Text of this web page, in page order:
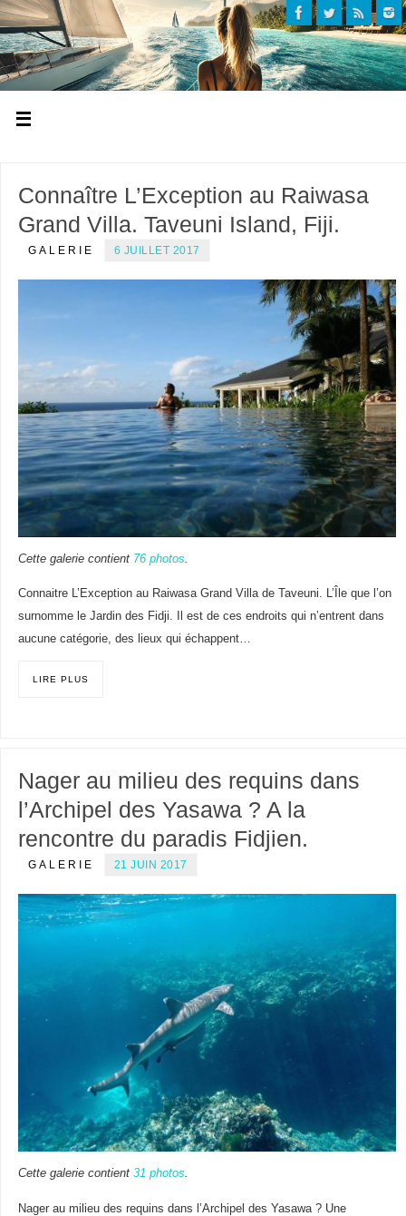
Connaître L’Exception au Raiwasa
Grand Villa. Taveuni Island, Fiji.
GALERIE 6 JUILLET 2017
Cette galerie contient 76 photos
Connaitre L’Exception au Raiwasa Grand Villa de Taveuni. L’Île que l’on
surnomme le Jardin des Fidji. Il est de ces endroits qui n’entrent dans
aucune catégorie, des lieux qui échappent…
LIRE PLUS
Nager au milieu des requins dans
l’Archipel des Yasawa ? A la
rencontre du paradis Fidjien.
GALERIE 21 JUIN 2017
Cette galerie contient 31 photos.
Nager au milieu des requins dans l’Archipel des Yasawa ? Une